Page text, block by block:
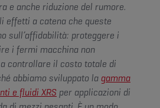
e anche riduzione del rumore.
effetti a catena che queste
sull’affidabilità: proteggere i
i fermi macchina non
controllare il costo totale di
abbiamo sviluppato la gamma
e fluidi XRS per applicazioni di